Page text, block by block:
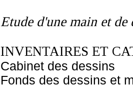
Etude d'une main et de
INVENTAIRES ET
Cabinet des dessins
Fonds des dessins et